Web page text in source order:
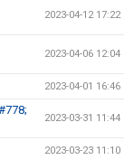
2023-04-12 17:22
2023-04-06 12:04
2023-04-01 16:46
2023-03-31 11:44
2023-03-23 11:10